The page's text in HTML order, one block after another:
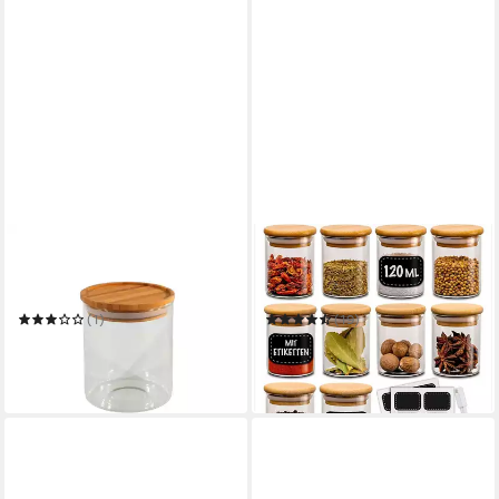
Bambusdeckel
(1)
PRAKNU
Vorratsglas Gewürzbehälter
10er Set 120ml mit Etiketten
und Stift zum Beschriften
(19)
19,49 € UVP29,98 €
-35%
in 2-3 Werktagen bei dir